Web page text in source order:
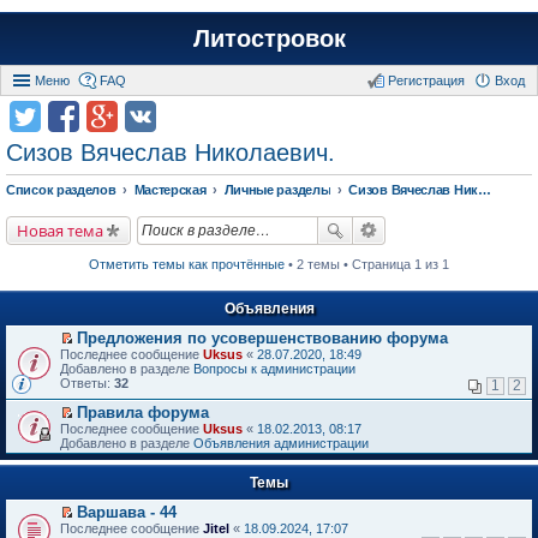
Литостровок
Меню FAQ Вход
Регистрация
Сизов Вячеслав Николаевич.
Список разделов Мастерская Личные разделы Сизов Вячеслав Николаевич.
Новая тема
Отметить темы как прочтённые • 2 темы • Страница 1 из 1
Объявления
П
е
р
й
т
и
к
п
в
о
Предложения по усовершенствованию форума
Последнее сообщение Uksus « 28.07.2020, 18:49
Добавлено в разделе Вопросы к администрации
Ответы: 32 1 2
П
е
р
е
т
и
к
Правила форума
Последнее сообщение Uksus « 18.02.2013, 08:17
Добавлено в разделе Объявления администрации
Темы
П
Варшава - 44
Последнее сообщение Jitel « 18.09.2024, 17:07